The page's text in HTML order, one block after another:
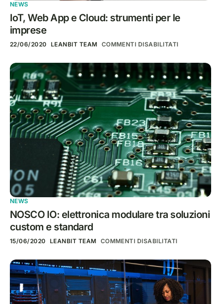
NEWS
IoT, Web App e Cloud: strumenti per le
imprese
22/06/2020 LEANBIT TEAM COMMENTI DISABILITATI
NEWS
NOSCO IO: elettronica modulare tra soluzioni
custom e standard
15/06/2020 LEANBIT TEAM COMMENTI DISABILITATI